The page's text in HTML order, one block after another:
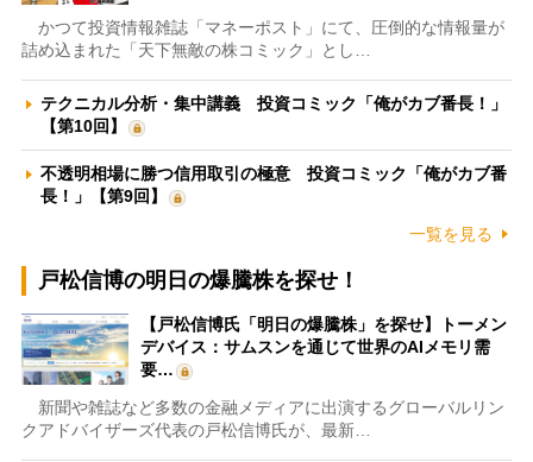
かつて投資情報雑誌「マネーポスト」にて、圧倒的な情報量が
詰め込まれた「天下無敵の株コミック」とし…
テクニカル分析・集中講義 投資コミック「俺がカブ番長！」
【第10回】
不透明相場に勝つ信用取引の極意 投資コミック「俺がカブ番
長！」【第9回】
一覧を見る
戸松信博の明日の爆騰株を探せ！
【戸松信博氏「明日の爆騰株」を探せ】トーメン
デバイス：サムスンを通じて世界のAIメモリ需
要…
新聞や雑誌など多数の金融メディアに出演するグローバルリン
クアドバイザーズ代表の戸松信博氏が、最新…